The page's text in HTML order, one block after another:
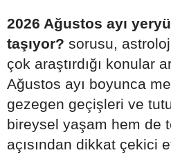
2026 Ağustos ayı
taşıyor? sorusu,
çok araştırdığı konular
Ağustos ayı boyunca
gezegen geçişleri ve
bireysel yaşam hem de
açısından dikkat çekici